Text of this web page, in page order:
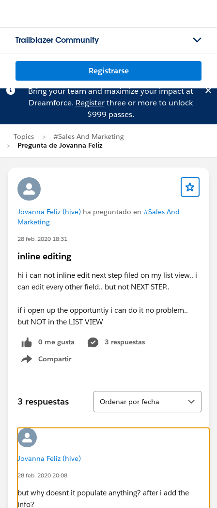
Trailblazer Community
Registrarse
Bring your team and maximize your impact at
Dreamforce. Registerthree or more to unlock
$999 passes.
Topics
#Sales And Marketing
Pregunta de Jovanna Feliz
Jovanna Feliz (hive) ha preguntado en #Sales And
Marketing
28 feb. 2020 18:31
inline editing
hi i can not inline edit next step filed on my list view.. i
can edit every other field.. but not NEXT STEP..
if i open up the opportuntiy i can do it no problem..
but NOT in the LIST VIEW
0 me gusta
3 respuestas
Compartir
Show menu
3 respuestas
Ordenar
Ordenar por fecha
Jovanna Feliz (hive)
28 feb. 2020 20:08
but why doesnt it populate anything? after i add the
info?